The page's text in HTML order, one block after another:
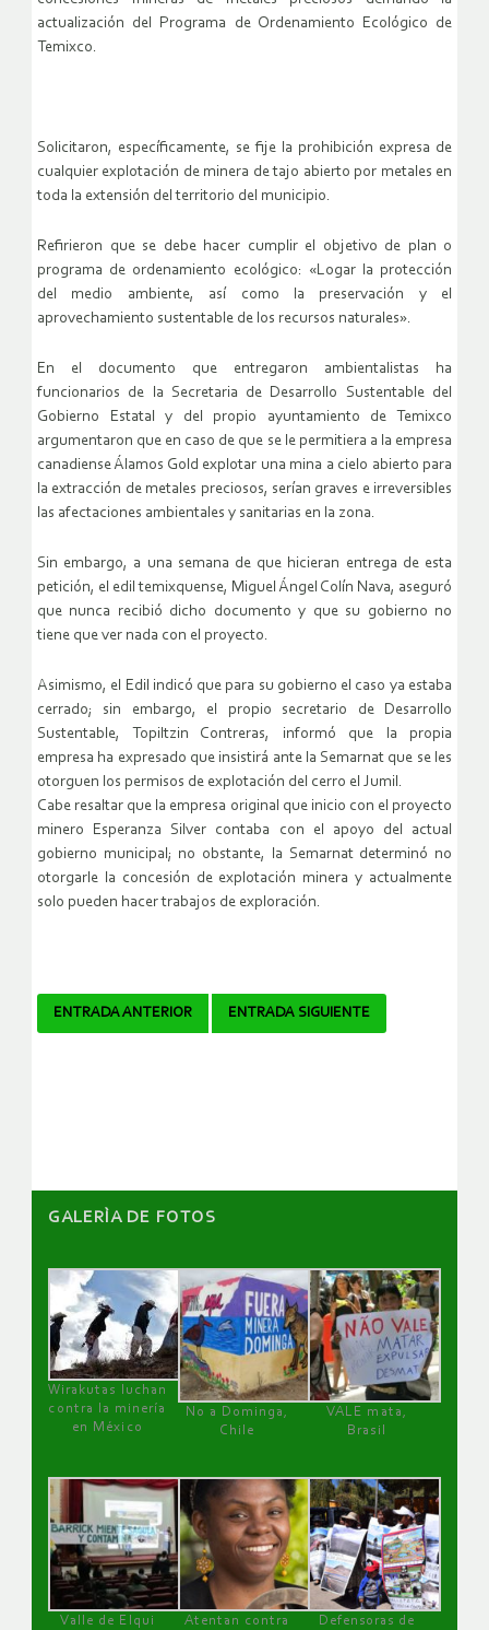
actualización del Programa de Ordenamiento Ecológico de
Temixco.
Solicitaron, específicamente, se fije la prohibición expresa de
cualquier explotación de minera de tajo abierto por metales en
toda la extensión del territorio del municipio.
Refirieron que se debe hacer cumplir el objetivo de plan o
programa de ordenamiento ecológico: «Logar la protección
del medio ambiente, así como la preservación y el
aprovechamiento sustentable de los recursos naturales».
En el documento que entregaron ambientalistas ha
funcionarios de la Secretaria de Desarrollo Sustentable del
Gobierno Estatal y del propio ayuntamiento de Temixco
argumentaron que en caso de que se le permitiera a la empresa
canadiense Álamos Gold explotar una mina a cielo abierto para
la extracción de metales preciosos, serían graves e irreversibles
las afectaciones ambientales y sanitarias en la zona.
Sin embargo, a una semana de que hicieran entrega de esta
petición, el edil temixquense, Miguel Ángel Colín Nava, aseguró
que nunca recibió dicho documento y que su gobierno no
tiene que ver nada con el proyecto.
Asimismo, el Edil indicó que para su gobierno el caso ya estaba
cerrado; sin embargo, el propio secretario de Desarrollo
Sustentable, Topiltzin Contreras, informó que la propia
empresa ha expresado que insistirá ante la Semarnat que se les
otorguen los permisos de explotación del cerro el Jumil.
Cabe resaltar que la empresa original que inicio con el proyecto
minero Esperanza Silver contaba con el apoyo del actual
gobierno municipal; no obstante, la Semarnat determinó no
otorgarle la concesión de explotación minera y actualmente
solo pueden hacer trabajos de exploración.
Navegador
ENTRADA ANTERIOR ENTRADA SIGUIENTE
GALERÌA DE FOTOS
Wirakutas luchan
contra la minería
en México
No a Dominga,
Chile
VALE mata,
Brasil
Valle de Elqui
Atentan contra
Defensoras de